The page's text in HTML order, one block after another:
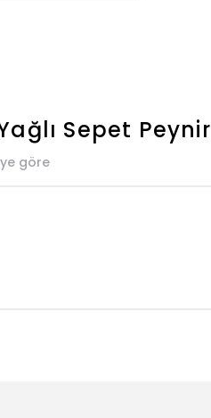
Sepet Peynir
göre